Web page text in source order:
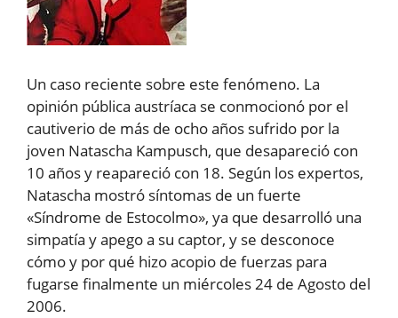
Un caso reciente sobre este fenómeno. La
opinión pública austríaca se conmocionó por el
cautiverio de más de ocho años sufrido por la
joven Natascha Kampusch, que desapareció con
10 años y reapareció con 18. Según los expertos,
Natascha mostró síntomas de un fuerte
«Síndrome de Estocolmo», ya que desarrolló una
simpatía y apego a su captor, y se desconoce
cómo y por qué hizo acopio de fuerzas para
fugarse finalmente un miércoles 24 de Agosto del
2006.